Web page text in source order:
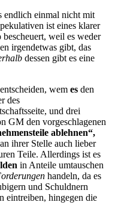
endlich einmal nicht mit
ist eines klarer
weil es weder
irgendetwas gibt, das
dessen gibt es eine
wem es den
des
und drei
GM den vorgeschlagenen
ablehnen“,
ihrer Stelle auch lieber
Teile. Allerdings ist es
in Anteile umtauschen
handeln, da es
und Schuldnern
eintreiben, hingegen die